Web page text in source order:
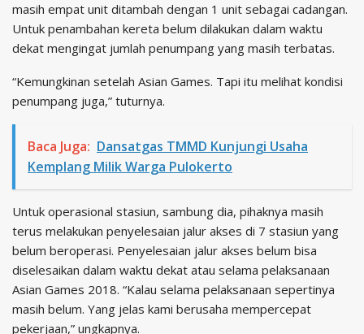
masih empat unit ditambah dengan 1 unit sebagai cadangan.
Untuk penambahan kereta belum dilakukan dalam waktu
dekat mengingat jumlah penumpang yang masih terbatas.
“Kemungkinan setelah Asian Games. Tapi itu melihat kondisi
penumpang juga,” tuturnya.
Baca Juga: Dansatgas TMMD Kunjungi Usaha
Kemplang Milik Warga Pulokerto
Untuk operasional stasiun, sambung dia, pihaknya masih
terus melakukan penyelesaian jalur akses di 7 stasiun yang
belum beroperasi. Penyelesaian jalur akses belum bisa
diselesaikan dalam waktu dekat atau selama pelaksanaan
Asian Games 2018. “Kalau selama pelaksanaan sepertinya
masih belum. Yang jelas kami berusaha mempercepat
pekerjaan,” ungkapnya.